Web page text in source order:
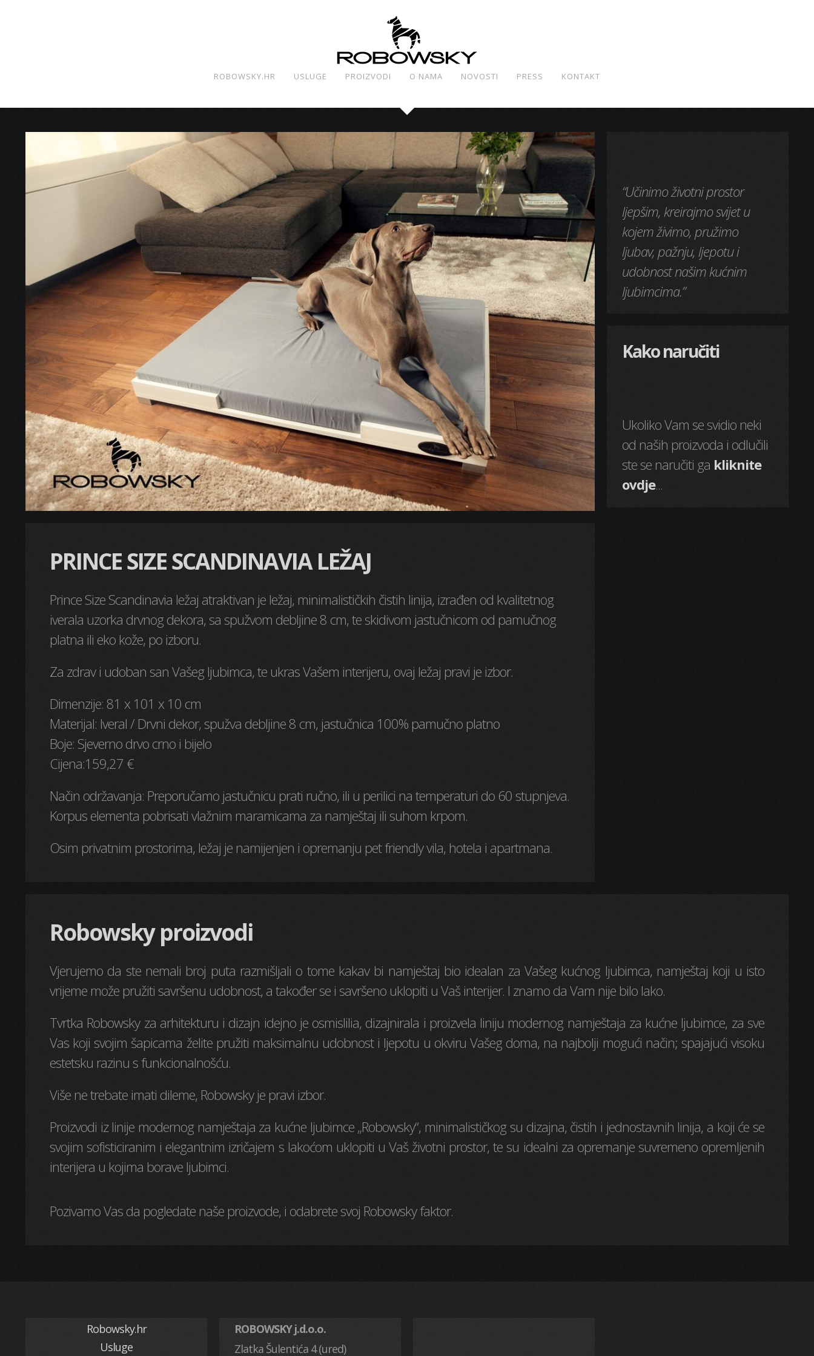
ROBOWSKY.HR USLUGE PROIZVODI O NAMA NOVOSTI PRESS KONTAKT
PRINCE SIZE SCANDINAVIA LEŽAJ
Prince Size Scandinavia ležaj atraktivan je ležaj, minimalističkih čistih linija, izrađen od kvalitetnog
iverala uzorka drvnog dekora, sa spužvom debljine 8 cm, te skidivom jastučnicom od pamučnog
platna ili eko kože, po izboru.
Za zdrav i udoban san Vašeg ljubimca, te ukras Vašem interijeru, ovaj ležaj pravi je izbor.
Dimenzije: 81 x 101 x 10 cm
Materijal: Iveral / Drvni dekor, spužva debljine 8 cm, jastučnica 100% pamučno platno
Boje: Sjeverno drvo crno i bijelo
Cijena:159,27 €
Način održavanja: Preporučamo jastučnicu prati ručno, ili u perilici na temperaturi do 60 stupnjeva.
Korpus elementa pobrisati vlažnim maramicama za namještaj ili suhom krpom.
Osim privatnim prostorima, ležaj je namijenjen i opremanju pet friendly vila, hotela i apartmana.
“Učinimo životni prostor
ljepšim, kreirajmo svijet u
kojem živimo, pružimo
ljubav, pažnju, ljepotu i
udobnost našim kućnim
ljubimcima.”
Kako naručiti
Ukoliko Vam se svidio neki
od naših proizvoda i odlučili
ste se naručiti ga kliknite
ovdje...
Robowsky proizvodi
Vjerujemo da ste nemali broj puta razmišljali o tome kakav bi namještaj bio idealan za Vašeg kućnog ljubimca, namještaj koji u isto
vrijeme može pružiti savršenu udobnost, a također se i savršeno uklopiti u Vaš interijer. I znamo da Vam nije bilo lako.
Tvrtka Robowsky za arhitekturu i dizajn idejno je osmislilia, dizajnirala i proizvela liniju modernog namještaja za kućne ljubimce, za sve
Vas koji svojim šapicama želite pružiti maksimalnu udobnost i ljepotu u okviru Vašeg doma, na najbolji mogući način; spajajući visoku
estetsku razinu s funkcionalnošću.
Više ne trebate imati dileme, Robowsky je pravi izbor.
Proizvodi iz linije modernog namještaja za kućne ljubimce „Robowsky“, minimalističkog su dizajna, čistih i jednostavnih linija, a koji će se
svojim sofisticiranim i elegantnim izričajem s lakoćom uklopiti u Vaš životni prostor, te su idealni za opremanje suvremeno opremljenih
interijera u kojima borave ljubimci.
Pozivamo Vas da pogledate naše proizvode, i odabrete svoj Robowsky faktor.
Robowsky.hr
Usluge
ROBOWSKY j.d.o.o.
Zlatka Šulentića 4 (ured)